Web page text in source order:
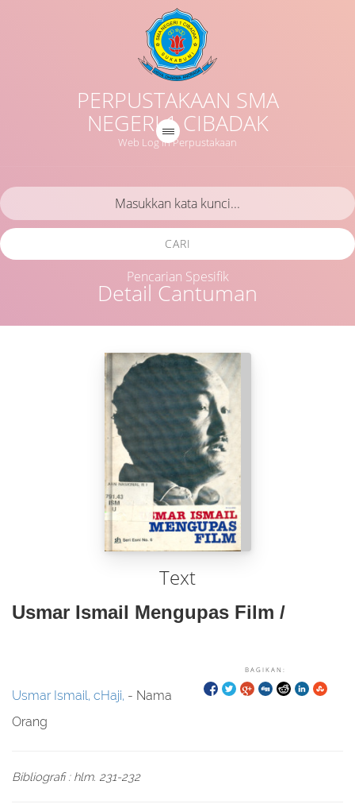
PERPUSTAKAAN SMA
NEGERI 1 CIBADAK
Web Log in Perpustakaan
Detail Cantuman
CARI
Pencarian Spesifik
Text
Usmar Ismail Mengupas Film /
BAGIKAN:
Usmar Ismail, cHaji, - Nama
Orang
Bibliografi : hlm. 231-232